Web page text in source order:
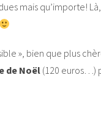
mais qu’importe!
», bien que plus
de Noël (120 euros…)